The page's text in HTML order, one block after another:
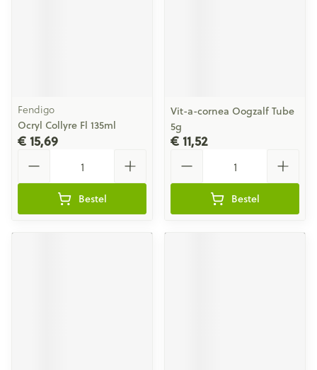
Fendigo
Ocryl Collyre Fl 135ml
€ 15,69
Bestel
Vit-a-cornea Oogzalf Tube
5g
€ 11,52
Bestel